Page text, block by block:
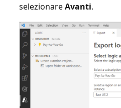
selezionareAvanti.